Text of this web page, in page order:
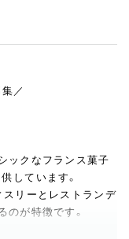
／
ックなフランス菓子
しています。
スリーとレストランデ
のが特徴です。